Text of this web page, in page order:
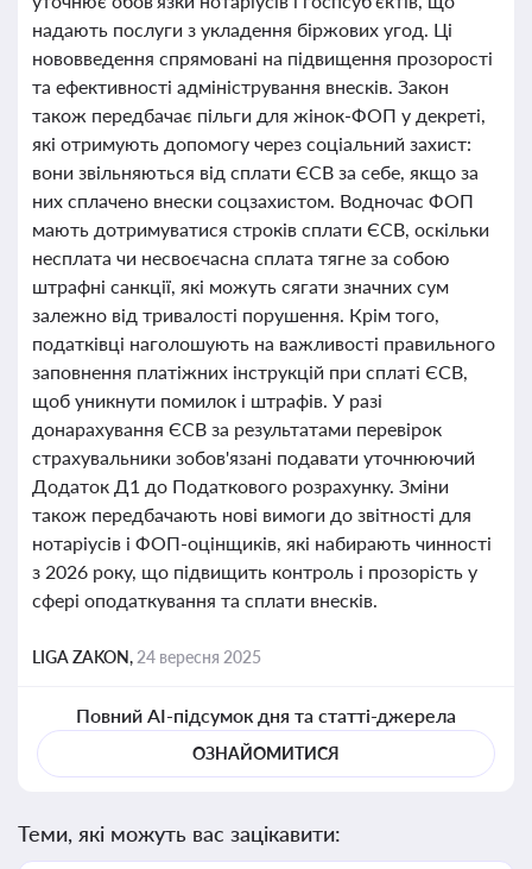
надають послуги з укладення біржових угод. Ці
нововведення спрямовані на підвищення прозорості
та ефективності адміністрування внесків. Закон
також передбачає пільги для жінок-ФОП у декреті,
які отримують допомогу через соціальний захист:
вони звільняються від сплати ЄСВ за себе, якщо за
них сплачено внески соцзахистом. Водночас ФОП
мають дотримуватися строків сплати ЄСВ, оскільки
несплата чи несвоєчасна сплата тягне за собою
штрафні санкції, які можуть сягати значних сум
залежно від тривалості порушення. Крім того,
податківці наголошують на важливості правильного
заповнення платіжних інструкцій при сплаті ЄСВ,
щоб уникнути помилок і штрафів. У разі
донарахування ЄСВ за результатами перевірок
страхувальники зобов'язані подавати уточнюючий
Додаток Д1 до Податкового розрахунку. Зміни
також передбачають нові вимоги до звітності для
нотаріусів і ФОП-оцінщиків, які набирають чинності
з 2026 року, що підвищить контроль і прозорість у
сфері оподаткування та сплати внесків.
LIGA ZAKON, 24 вересня 2025
Повний AI-підсумок дня та статті-джерела
ОЗНАЙОМИТИСЯ
Теми, які можуть вас зацікавити: